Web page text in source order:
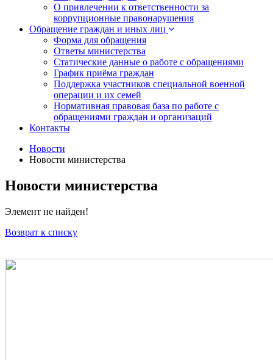
О привлечении к ответственности за
коррупционные правонарушения
Обращение граждан и иных лиц
Форма для обращения
Ответы министерства
Статические данные о работе с обращениями
График приёма граждан
Поддержка участников специальной военной
операции и их семей
Нормативная правовая база по работе с
обращениями граждан и организаций
Контакты
Новости
Новости министерства
Новости министерства
Элемент не найден!
Возврат к списку